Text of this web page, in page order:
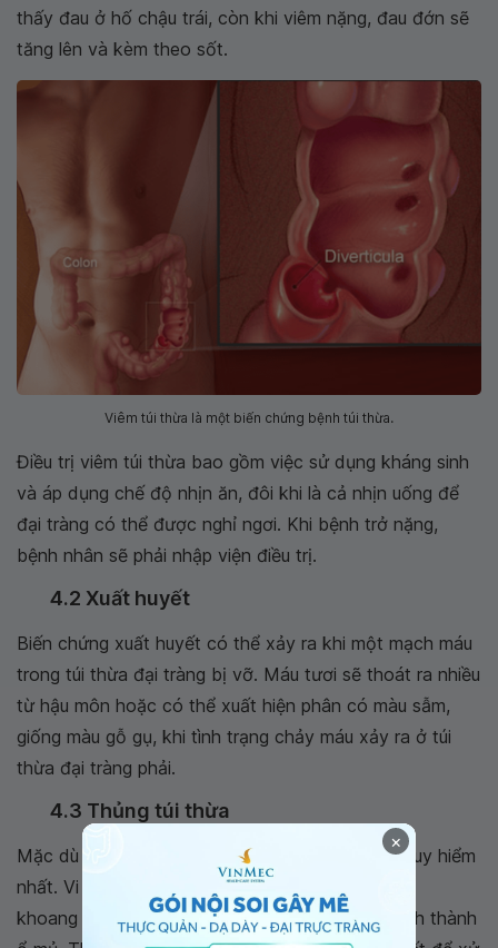
thấy đau ở hố chậu trái, còn khi viêm nặng, đau đớn sẽ
tăng lên và kèm theo sốt.
Viêm túi thừa là một biến chứng bệnh túi thừa.
Điều trị viêm túi thừa bao gồm việc sử dụng kháng sinh
và áp dụng chế độ nhịn ăn, đôi khi là cả nhịn uống để
đại tràng có thể được nghỉ ngơi. Khi bệnh trở nặng,
bệnh nhân sẽ phải nhập viện điều trị.
4.2 Xuất huyết
Biến chứng xuất huyết có thể xảy ra khi một mạch máu
trong túi thừa đại tràng bị vỡ. Máu tươi sẽ thoát ra nhiều
từ hậu môn hoặc có thể xuất hiện phân có màu sẫm,
giống màu gỗ gụ, khi tình trạng chảy máu xảy ra ở túi
thừa đại tràng phải.
4.3 Thủng túi thừa
Mặc dù hiếm gặp nhưng biến chứng này lại là nguy hiểm
nhất. Vi khuẩn từ đại tràng có thể xâm nhập vào
khoang bụng, dẫn đếnviêm phúc mạchoặc hình thành
×